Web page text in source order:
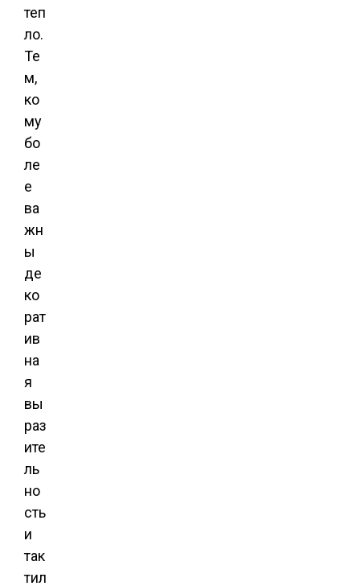
теп
ло.
Те
м,
ко
му
бо
ле
е
ва
жн
ы
де
ко
рат
ив
на
я
вы
раз
ите
ль
но
сть
и
так
тил